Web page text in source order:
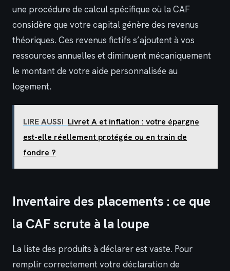
une procédure de calcul spécifique où la CAF
considère que votre capital génère des revenus
théoriques. Ces revenus fictifs s’ajoutent à vos
ressources annuelles et diminuent mécaniquement
le montant de votre aide personnalisée au
logement.
LIRE AUSSI Livret A et inflation : votre épargne
est-elle réellement protégée ou en train de
fondre ?
Inventaire des placements : ce que
la CAF scrute à la loupe
La liste des produits à déclarer est vaste. Pour
remplir correctement votre déclaration de